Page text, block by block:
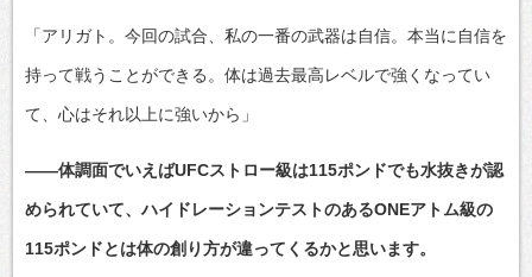
「アリガト。今回の試合、私の一番の武器は自信。本当に自信を
持って戦うことができる。体は過去最高レベルで強くなってい
て、心はそれ以上に強いから」
――体調面でいえばUFCストロー級は115ポンドでも水抜きが認
められていて、ハイドレーションテストのあるONEアトム級の
115ポンドとは体の創り方が違ってくるかと思います。